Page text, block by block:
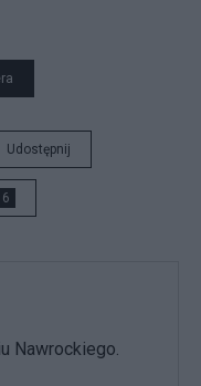
Udostępnij
6
Nawrockiego.